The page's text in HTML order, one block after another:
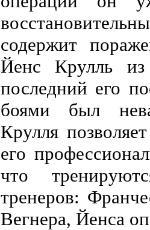
содержит
Йенс Крулль
последний его
боями был
Крулля
его
что
тренеров:
Вегнера, Йенса